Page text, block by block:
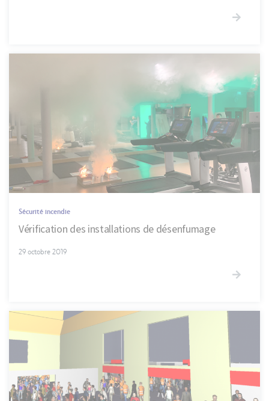
Sécurité incendie
Vérification des installations de désenfumage
29 octobre 2019